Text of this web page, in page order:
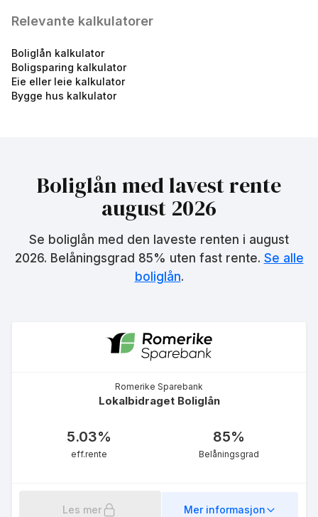
Boliglån 75%
eff.rente
5.68%
eff.rente
Relevante kalkulatorer
Boliglån kalkulator
Boligsparing kalkulator
Eie eller leie kalkulator
Bygge hus kalkulator
Boliglån med lavest rente
august 2026
Se boliglån med den laveste renten i august
2026. Belåningsgrad 85% uten fast rente. Se alle
boliglån.
Romerike Sparebank
Lokalbidraget Boliglån
5.03%
eff.rente
85%
Belåningsgrad
Les mer Mer informasjon